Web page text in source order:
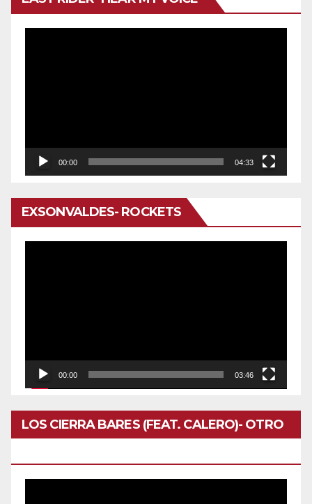
00:00 04:33
EXSONVALDES- ROCKETS
00:00 03:46
LOS CIERRA BARES (FEAT. CALERO)- OTRO